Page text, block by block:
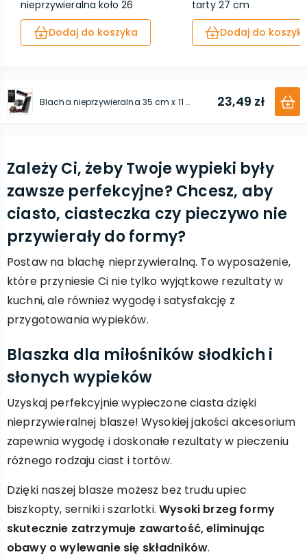
nieprzywieralna koło 26
cm
Dodaj do koszyka
tarty 27 cm
Dodaj do
Blacha nieprzywieralna 35 cm x 11 cm x 7 cm 23,49 zł
Zależy Ci, żeby Twoje wypieki były
zawsze perfekcyjne? Chcesz, aby
ciasto, ciasteczka czy pieczywo nie
przywierały do formy?
Postaw na blachę nieprzywieralną. To wyposażenie,
które przyniesie Ci nie tylko wyjątkowe rezultaty w
kuchni, ale również wygodę i satysfakcję z
przygotowania wypieków.
Blaszka dla miłośników słodkich i
słonych wypieków
Uzyskaj perfekcyjnie wypieczone ciasta dzięki
nieprzywieralnej blasze! Wysokiej jakości akcesorium
zapewnia wygodę i doskonałe rezultaty w pieczeniu
różnego rodzaju ciast i tortów.
Dzięki naszej blasze możesz bez trudu upiec
biszkopty, serniki i szarlotki.Wysoki brzeg formy
skutecznie zatrzymuje zawartość, eliminując
obawy o wylewanie się składników.